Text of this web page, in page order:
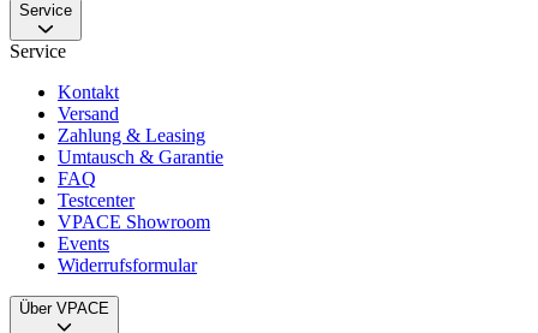
Service
Service
Kontakt
Versand
Zahlung & Leasing
Umtausch & Garantie
FAQ
Testcenter
VPACE Showroom
Events
Widerrufsformular
Über VPACE